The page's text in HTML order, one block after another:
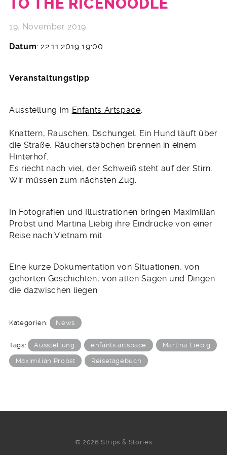
TO THE RICENOODLE
19. November 2019
Datum: 22.11.2019 19:00
Veranstaltungstipp
Ausstellung im Enfants Artspace.
Knattern, Rauschen, Dschungel. Ein Hund läuft über
die Straße, Räucherstäbchen brennen in einem
Hinterhof.
Es riecht nach viel, der Schweiß steht auf der Stirn.
Wir müssen zum nächsten Zug.
In Fotografien und Illustrationen bringen Maximilian
Probst und Martina Liebig ihre Eindrücke von einer
Reise nach Vietnam mit.
Eine kurze Dokumentation von Situationen, von
gehörten Geschichten, von alten Sagen und Dingen
die dazwischen liegen.
Kategorien: News
Tags: Ausstellung enfants artspace Martina Liebig
Maximilian Probst Reisetagebuch
© 2026 Strips & Stories